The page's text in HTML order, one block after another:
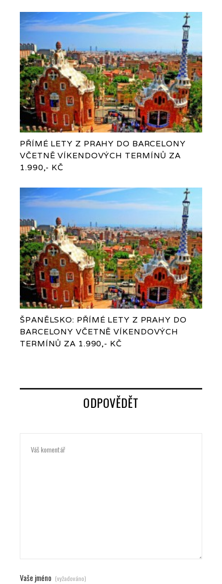
PŘÍMÉ LETY Z PRAHY DO BARCELONY
VČETNĚ VÍKENDOVÝCH TERMÍNŮ ZA
1.990,- KČ
ŠPANĚLSKO: PŘÍMÉ LETY Z PRAHY DO
BARCELONY VČETNĚ VÍKENDOVÝCH
TERMÍNŮ ZA 1.990,- KČ
ODPOVĚDĚT
Vaše jméno (vyžadováno)